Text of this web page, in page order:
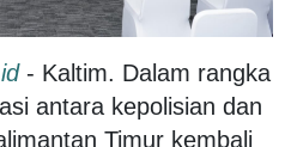
- Kaltim. Dalam rangka
antara kepolisian dan
Timur kembali